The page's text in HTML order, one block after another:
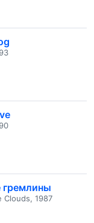
гремлины
1987